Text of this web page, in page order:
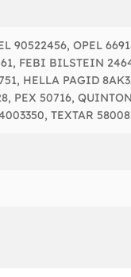
90522456, OPEL
FEBI BILSTEIN
HELLA PAGID
PEX 50716,
TEXTAR